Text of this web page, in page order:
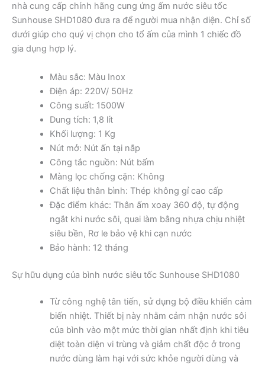
nhà cung cấp chính hãng cung ứng ấm nước siêu tốc
Sunhouse SHD1080 đưa ra để người mua nhận diện. Chỉ số
dưới giúp cho quý vị chọn cho tổ ấm của mình 1 chiếc đồ
gia dụng hợp lý.
Màu sắc: Màu Inox
Điện áp: 220V/ 50Hz
Công suất: 1500W
Dung tích: 1,8 lít
Khối lượng: 1 Kg
Nút mở: Nút ấn tại nắp
Công tắc nguồn: Nút bấm
Màng lọc chống cặn: Không
Chất liệu thân bình: Thép không gỉ cao cấp
Đặc điểm khác: Thân ấm xoay 360 độ, tự động
ngắt khi nước sôi, quai làm bằng nhựa chịu nhiệt
siêu bền, Rơ le bảo vệ khi cạn nước
Bảo hành: 12 tháng
Sự hữu dụng của bình nước siêu tốc Sunhouse SHD1080
Từ công nghệ tân tiến, sử dụng bộ điều khiển cảm
biến nhiệt. Thiết bị này nhằm cảm nhận nước sôi
của bình vào một mức thời gian nhất định khi tiêu
diệt toàn diện vi trùng và giảm chất độc ở trong
nước dùng làm hại với sức khỏe người dùng và